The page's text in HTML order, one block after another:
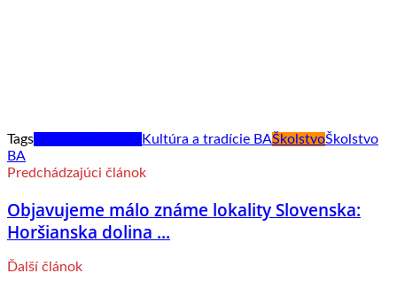
Tags Kultúra a tradície BAŠkolstvoŠkolstvo
BA
Predchádzajúci článok
Objavujeme málo známe lokality Slovenska:
Horšianska dolina ...
Ďalší článok